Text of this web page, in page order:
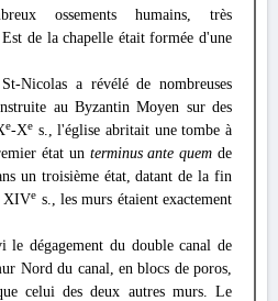
ossements humains, très
de la chapelle était formée d'une
Nicolas a révélé de nombreuses
au Byzantin Moyen sur des
e-Xe s., l'église abritait une tombe à
état un terminus ante quem de
un troisième état, datant de la fin
XIVe s., les murs étaient exactement
le dégagement du double canal de
Nord du canal, en blocs de poros,
celui des deux autres murs. Le